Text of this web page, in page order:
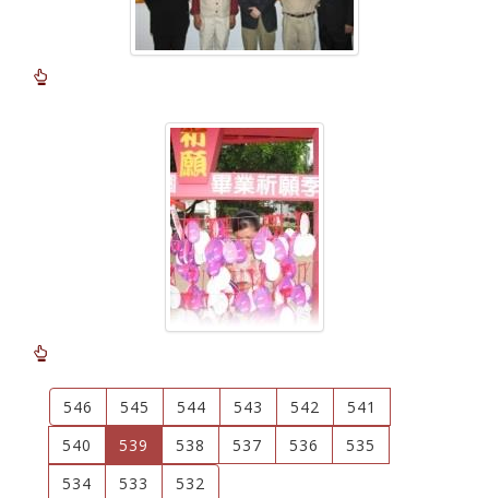
546 545 544 543 542
541
540
539 (current)
538 537 536
535
534
533 532